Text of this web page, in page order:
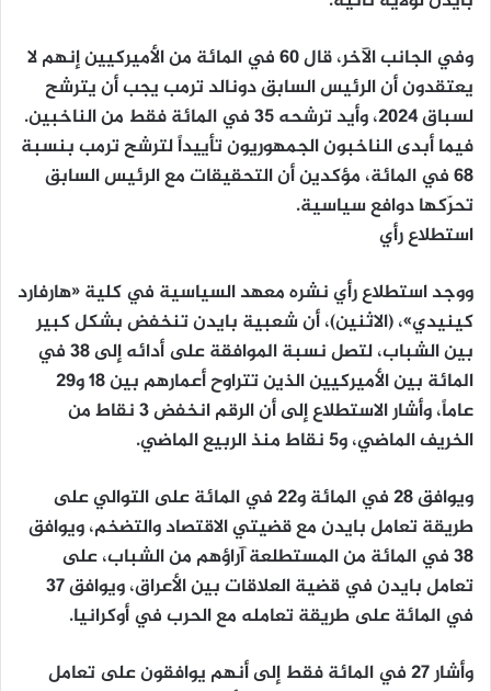
وفي الجانب الآخر، قال 60 في المائة من الأميركيين إنهم لا
يعتقدون أن الرئيس السابق دونالد ترمب يجب أن يترشح
لسباق 2024، وأيد ترشحه 35 في المائة فقط من الناخبين.
فيما أبدى الناخبون الجمهوريون تأييداً لترشح ترمب بنسبة
68 في المائة، مؤكدين أن التحقيقات مع الرئيس السابق
تحرّكها دوافع سياسية.
استطلاع رأي
ووجد استطلاع رأي نشره معهد السياسية في كلية «هارفارد
كينيدي»، (الاثنين)، أن شعبية بايدن تنخفض بشكل كبير
بين الشباب، لتصل نسبة الموافقة على أدائه إلى 38 في
المائة بين الأميركيين الذين تتراوح أعمارهم بين 18 و29
عاماً، وأشار الاستطلاع إلى أن الرقم انخفض 3 نقاط من
الخريف الماضي، و5 نقاط منذ الربيع الماضي.
ويوافق 28 في المائة و22 في المائة على التوالي على
طريقة تعامل بايدن مع قضيتي الاقتصاد والتضخم، ويوافق
38 في المائة من المستطلعة آراؤهم من الشباب، على
تعامل بايدن في قضية العلاقات بين الأعراق، ويوافق 37
في المائة على طريقة تعامله مع الحرب في أوكرانيا.
وأشار 27 في المائة فقط إلى أنهم يوافقون على تعامل